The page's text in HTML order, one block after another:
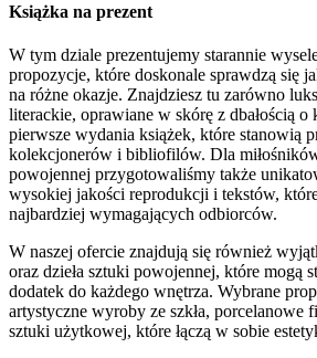
Książka na prezent
W tym dziale prezentujemy starannie
propozycje, które doskonale sprawdzą się
na różne okazje. Znajdziesz tu zarówno
literackie, oprawiane w skórę z dbałością o
pierwsze wydania książek, które stanowią
kolekcjonerów i bibliofilów. Dla
powojennej przygotowaliśmy także
wysokiej jakości reprodukcji i tekstów,
najbardziej wymagających odbiorców.
W naszej ofercie znajdują się również
oraz dzieła sztuki powojennej, które mogą
dodatek do każdego wnętrza. Wybrane
artystyczne wyroby ze szkła, porcelanowe
sztuki użytkowej, które łączą w sobie